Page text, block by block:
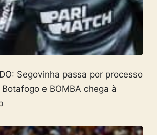
Segovinha passa por processo
Botafogo e BOMBA chega à